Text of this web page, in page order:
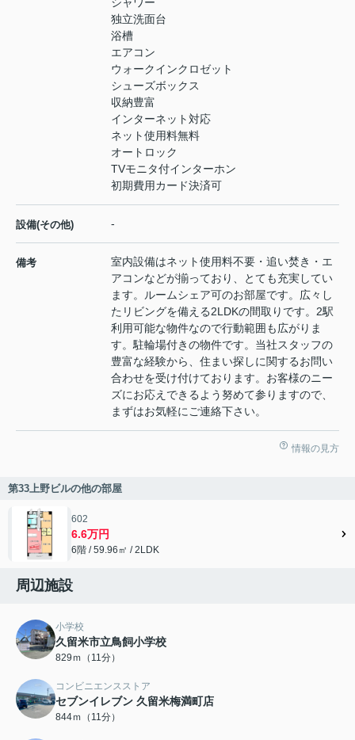
独立洗面台
浴槽
エアコン
ウォークインクロゼット
シューズボックス
収納豊富
インターネット対応
ネット使用料無料
オートロック
TVモニタ付インターホン
初期費用カード決済可
設備(その他) -
備考
室内設備はネット使用料不要・追い焚き・エ
アコンなどが揃っており、とても充実してい
ます。ルームシェア可のお部屋です。広々し
たリビングを備える2LDKの間取りです。2駅
利用可能な物件なので行動範囲も広がりま
す。駐輪場付きの物件です。当社スタッフの
豊富な経験から、住まい探しに関するお問い
合わせを受け付けております。お客様のニー
ズにお応えできるよう努めて参りますので、
まずはお気軽にご連絡下さい。
情報の見方
第33上野ビルの他の部屋
602
6.6万円
6階 / 59.96㎡ / 2LDK
周辺施設
小学校
久留米市立鳥飼小学校
829ｍ（11分）
コンビニエンスストア
セブンイレブン 久留米梅満町店
844ｍ（11分）